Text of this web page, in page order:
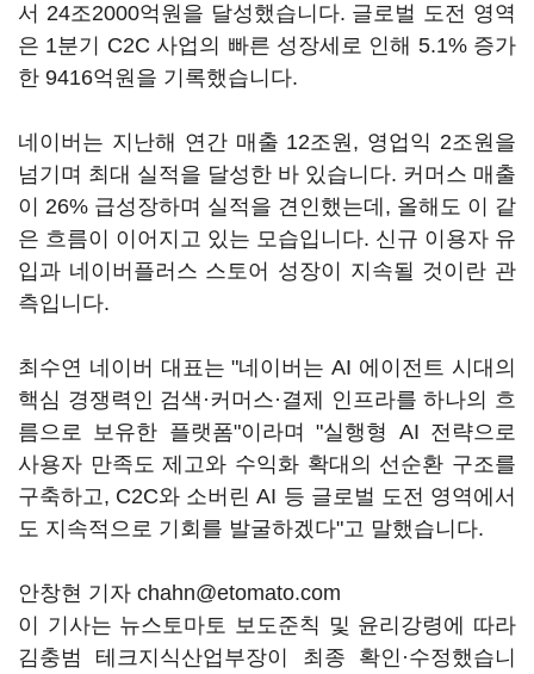
서 24조2000억원을 달성했습니다. 글로벌 도전 영역
은 1분기 C2C 사업의 빠른 성장세로 인해 5.1% 증가
한 9416억원을 기록했습니다.
네이버는 지난해 연간 매출 12조원, 영업익 2조원을
넘기며 최대 실적을 달성한 바 있습니다. 커머스 매출
이 26% 급성장하며 실적을 견인했는데, 올해도 이 같
은 흐름이 이어지고 있는 모습입니다. 신규 이용자 유
입과 네이버플러스 스토어 성장이 지속될 것이란 관
측입니다.
최수연 네이버 대표는 "네이버는 AI 에이전트 시대의
핵심 경쟁력인 검색·커머스·결제 인프라를 하나의 흐
름으로 보유한 플랫폼"이라며 "실행형 AI 전략으로
사용자 만족도 제고와 수익화 확대의 선순환 구조를
구축하고, C2C와 소버린 AI 등 글로벌 도전 영역에서
도 지속적으로 기회를 발굴하겠다"고 말했습니다.
안창현 기자 chahn@etomato.com
이 기사는 뉴스토마토 보도준칙 및 윤리강령에 따라
김충범 테크지식산업부장이 최종 확인·수정했습니